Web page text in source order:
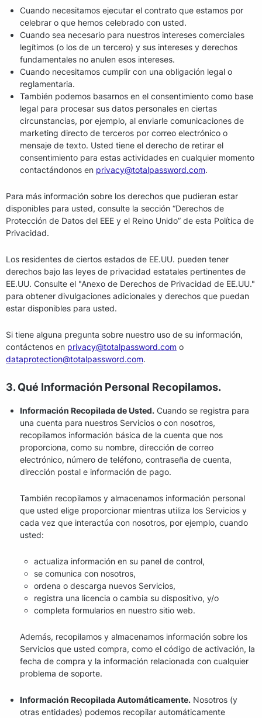
Cuando necesitamos ejecutar el contrato que estamos por
celebrar o que hemos celebrado con usted.
Cuando sea necesario para nuestros intereses comerciales
legítimos (o los de un tercero) y sus intereses y derechos
fundamentales no anulen esos intereses.
Cuando necesitamos cumplir con una obligación legal o
reglamentaria.
También podemos basarnos en el consentimiento como base
legal para procesar sus datos personales en ciertas
circunstancias, por ejemplo, al enviarle comunicaciones de
marketing directo de terceros por correo electrónico o
mensaje de texto. Usted tiene el derecho de retirar el
consentimiento para estas actividades en cualquier momento
contactándonos en privacy@totalpassword.com.
Para más información sobre los derechos que pudieran estar
disponibles para usted, consulte la sección “Derechos de
Protección de Datos del EEE y el Reino Unido” de esta Política de
Privacidad.
Los residentes de ciertos estados de EE.UU. pueden tener
derechos bajo las leyes de privacidad estatales pertinentes de
EE.UU. Consulte el "Anexo de Derechos de Privacidad de EE.UU."
para obtener divulgaciones adicionales y derechos que puedan
estar disponibles para usted.
Si tiene alguna pregunta sobre nuestro uso de su información,
contáctenos en privacy@totalpassword.com o
dataprotection@totalpassword.com.
3. Qué Información Personal Recopilamos.
Información Recopilada de Usted. Cuando se registra para
una cuenta para nuestros Servicios o con nosotros,
recopilamos información básica de la cuenta que nos
proporciona, como su nombre, dirección de correo
electrónico, número de teléfono, contraseña de cuenta,
dirección postal e información de pago.
También recopilamos y almacenamos información personal
que usted elige proporcionar mientras utiliza los Servicios y
cada vez que interactúa con nosotros, por ejemplo, cuando
usted:
actualiza información en su panel de control,
se comunica con nosotros,
ordena o descarga nuevos Servicios,
registra una licencia o cambia su dispositivo, y/o
completa formularios en nuestro sitio web.
Además, recopilamos y almacenamos información sobre los
Servicios que usted compra, como el código de activación, la
fecha de compra y la información relacionada con cualquier
problema de soporte.
Información Recopilada Automáticamente. Nosotros (y
otras entidades) podemos recopilar automáticamente